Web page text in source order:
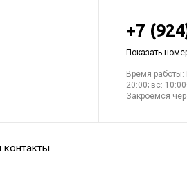
+7
Показать
Время работы:
20:00; вс:
Закроемся
контакты